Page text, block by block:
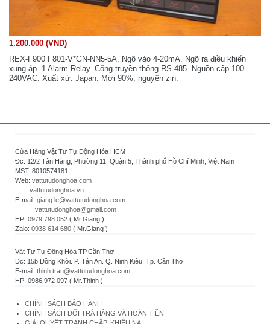
1.200.000 (VND)
REX-F900 F801-V*GN-NN5-5A. Ngõ vào 4-20mA. Ngõ ra điều khiển
xung áp. 1 Alarm Relay. Cổng truyền thông RS-485. Nguồn cấp 100-
240VAC. Xuất xứ: Japan. Mới 90%, nguyên zin.
Cửa Hàng Vật Tư Tự Động Hóa HCM
Đc: 12/2 Tân Hàng, Phường 11, Quận 5, Thành phố Hồ Chí Minh, Việt Nam
MST: 8010574181
Web: vattutudonghoa.com
vattutudonghoa.vn
E-mail: giang.le@vattutudonghoa.com
vattutudonghoa@gmail.com
HP: 0979 798 052 ( Mr.Giang )
Zalo: 0938 614 680 ( Mr.Giang )
Vật Tư Tự Động Hóa TP.Cần Thơ
Đc: 15b Đồng Khởi. P. Tân An. Q. Ninh Kiều. Tp. Cần Thơ
E-mail: thinh.tran@vattutudonghoa.com
HP: 0986 972 097 ( Mr.Thịnh )
CHÍNH SÁCH BẢO HÀNH
CHÍNH SÁCH ĐỔI TRẢ HÀNG VÀ HOÀN TIỀN